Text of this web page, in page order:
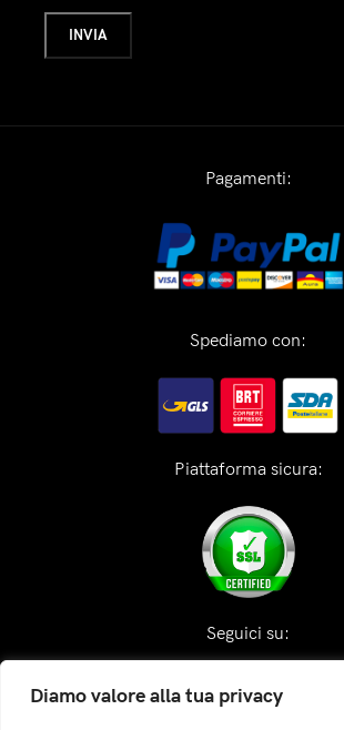
Diamo valore alla tua privacy
Pagamenti:
Spediamo con:
Piattaforma sicura:
Seguici su: